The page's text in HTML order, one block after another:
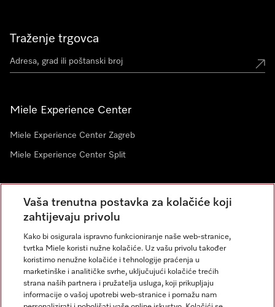
Traženje trgovca
Miele Experience Center
Miele Experience Center Zagreb
Miele Experience Center Split
Newsletter
Vaša trenutna postavka za kolačiće koji
zahtijevaju privolu
Kako bi osigurala ispravno funkcioniranje naše web-stranice,
tvrtka Miele koristi nužne kolačiće. Uz vašu privolu također
koristimo nenužne kolačiće i tehnologije praćenja u
marketinške i analitičke svrhe, uključujući kolačiće trećih
strana naših partnera i pružatelja usluga, koji prikupljaju
informacije o vašoj upotrebi web-stranice i pomažu nam